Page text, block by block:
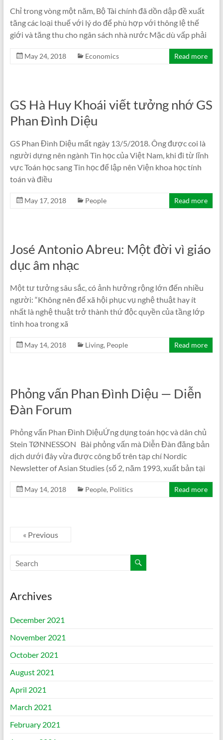
Chỉ trong vòng một năm, Bộ Tài chính đã dồn dập đề xuất
tăng các loại thuế với lý do để phù hợp với thông lệ thế
giới và tăng thu cho ngân sách nhà nước Mặc dù vấp phải
May 24, 2018 Economics Read more
GS Hà Huy Khoái viết tưởng nhớ GS
Phan Đình Diệu
GS Phan Đình Diệu mất ngày 13/5/2018. Ông được coi là
người dựng nên ngành Tin học của Việt Nam, khi đi từ lĩnh
vực Toán học sang Tin học để lập nên Viện khoa học tính
toán và điều
May 17, 2018 People Read more
José Antonio Abreu: Một đời vì giáo
dục âm nhạc
Một tư tưởng sâu sắc, có ảnh hưởng rộng lớn đến nhiều
người: “Không nên để xã hội phục vụ nghệ thuật hay ít
nhất là nghệ thuật trở thành thứ độc quyền của tầng lớp
tinh hoa trong xã
May 14, 2018 Living, People Read more
Phỏng vấn Phan Đình Diệu — Diễn
Đàn Forum
Phỏng vấn Phan Đình DiệuỨng dụng toán học và dân chủ
Stein TØNNESSON Bài phỏng vấn mà Diễn Đàn đăng bản
dịch dưới đây vừa được công bố trên tạp chí Nordic
Newsletter of Asian Studies (số 2, năm 1993, xuất bản tại
May 14, 2018 People, Politics Read more
« Previous
Archives
December 2021
November 2021
October 2021
August 2021
April 2021
March 2021
February 2021